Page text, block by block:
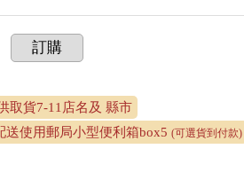
訂購
取貨7-11店名及 縣市
送使用郵局小型便利箱box5 (可選貨到付款)